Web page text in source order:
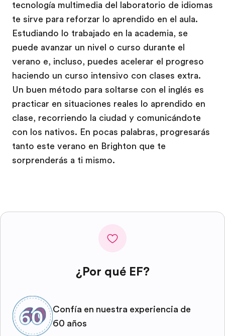
tecnología multimedia del laboratorio de idiomas
te sirve para reforzar lo aprendido en el aula.
Estudiando lo trabajado en la academia, se
puede avanzar un nivel o curso durante el
verano e, incluso, puedes acelerar el progreso
haciendo un curso intensivo con clases extra.
Un buen método para soltarse con el inglés es
practicar en situaciones reales lo aprendido en
clase, recorriendo la ciudad y comunicándote
con los nativos. En pocas palabras, progresarás
tanto este verano en Brighton que te
sorprenderás a ti mismo.
¿Por qué EF?
Confía en nuestra experiencia de
60 años